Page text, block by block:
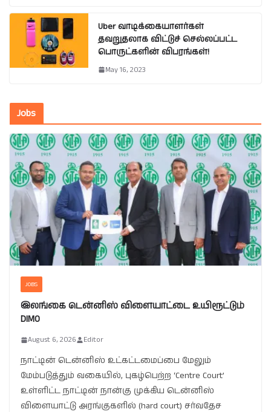
Uber வாடிக்கையாளர்கள்
தவறுதலாக விட்டுச் செல்லப்பட்ட
பொருட்களின் விபரங்கள்!
May 16, 2023
Jobs
JOBS
இலங்கை டென்னிஸ் விளையாட்டை உயிரூட்டும்
DIMO
August 6, 2026 Editor
நாட்டின் டென்னிஸ் உட்கட்டமைப்பை மேலும்
மேம்படுத்தும் வகையில், புகழ்பெற்ற ‘Centre Court’
உள்ளிட்ட நாட்டின் நான்கு முக்கிய டென்னிஸ்
விளையாட்டு அரங்குகளில் (hard court) சர்வதேச